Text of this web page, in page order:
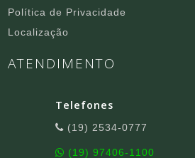
Política de Privacidade
Localização
ATENDIMENTO
Telefones
(19) 2534-0777
(19) 97406-1100